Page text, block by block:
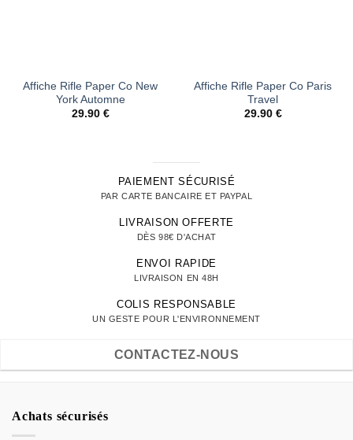
Affiche Rifle Paper Co New
York Automne
29.90 €
Affiche Rifle Paper Co Paris
Travel
29.90 €
PAIEMENT SÉCURISÉ
PAR CARTE BANCAIRE ET PAYPAL
LIVRAISON OFFERTE
DÈS 98€ D'ACHAT
ENVOI RAPIDE
LIVRAISON EN 48H
COLIS RESPONSABLE
UN GESTE POUR L'ENVIRONNEMENT
CONTACTEZ-NOUS
Achats sécurisés